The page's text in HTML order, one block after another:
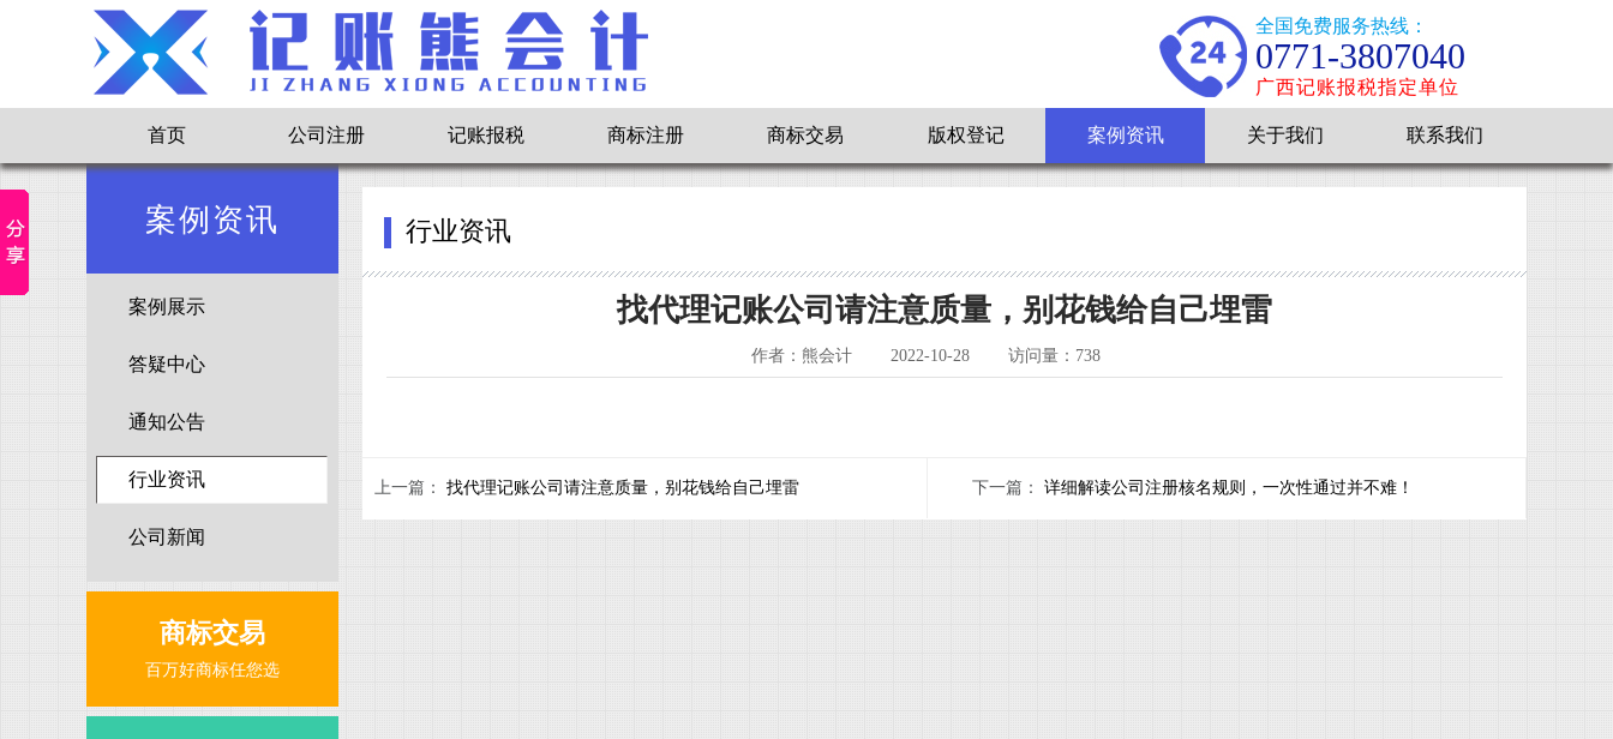
全国免费服务热线：
0771-3807040
广西记账报税指定单位
首页 公司注册 记账报税 商标注册 商标交易 版权登记 案例资讯 关于我们 联系我们
案例资讯
案例展示
答疑中心
通知公告
行业资讯
公司新闻
商标交易
百万好商标任您选
行业资讯
找代理记账公司请注意质量，别花钱给自己埋雷
作者：熊会计 2022-10-28 访问量：738
上一篇： 找代理记账公司请注意质量，别花钱给自己埋雷 下一篇：详细解读公司注册核名规则，一次性通过并不难！